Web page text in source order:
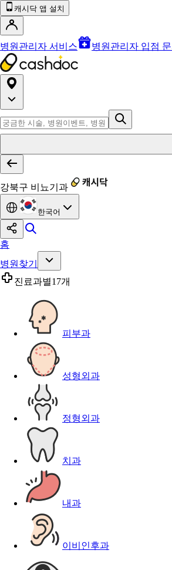
캐시닥 앱 설치
병원관리자 서비스 병원관리자 입점 문
강북구 비뇨기과
한국어
홈
병원찾기
진료과별17개
피부과
성형외과
정형외과
치과
내과
이비인후과